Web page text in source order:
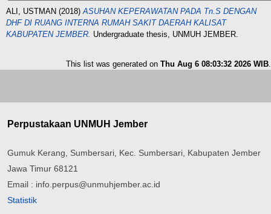
ALI, USTMAN (2018)ASUHAN KEPERAWATAN PADA Tn.S DENGAN
DHF DI RUANG INTERNA RUMAH SAKIT DAERAH KALISAT
KABUPATEN JEMBER. Undergraduate thesis, UNMUH JEMBER.
This list was generated on Thu Aug 6 08:03:32 2026 WIB.
Perpustakaan UNMUH Jember
Gumuk Kerang, Sumbersari, Kec. Sumbersari, Kabupaten Jember
Jawa Timur 68121
Email : info.perpus@unmuhjember.ac.id
Statistik